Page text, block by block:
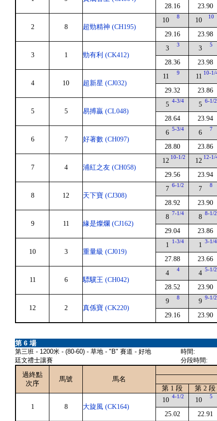
28.16
23.90
2 8 超勁精神 (CH195)
10 8
29.16
10 10
23.98
3 1 勁有利 (CK412)
3 3
28.36
3 5
23.98
4 10 超新星 (CJ032)
11 9
29.32
11 10-1/
23.86
5 5 易搏贏 (CL048)
5 4-3/4
28.64
5 6-1/2
23.94
6 7 好著數 (CH097)
6 5-3/4
28.80
6 7
23.86
7 4 浦紅之友 (CH058)
12 10-1/2
29.56
12 12-1/
23.94
8 12 天下寶 (CJ308)
7 6-1/2
28.92
7 8
23.90
9 11 緣是燦爛 (CJ162)
8 7-1/4
29.04
8 8-1/2
23.86
10 3 重量級 (CJ019)
1 1-3/4
27.88
1 3-1/4
23.66
11 6 驃驥王 (CH042)
4 4
28.52
4 5-1/2
23.90
12 2 真係寶 (CK220)
9 8
29.16
9 9-1/2
23.90
第 6 場
第三班 - 1200米 - (80-60) - 草地 - "B" 賽道 - 好地
廷文禮士讓賽
時間:
分段時間:
過終點
次序
馬號
馬名
第 1 段
第 2 段
1 8 大旋風 (CK164)
10 4-1/2
25.02
10 5
22.91